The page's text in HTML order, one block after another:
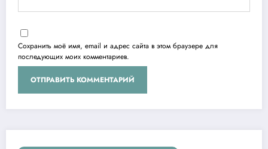
Сохранить моё имя, email и адрес сайта в этом браузере для
последующих моих комментариев.